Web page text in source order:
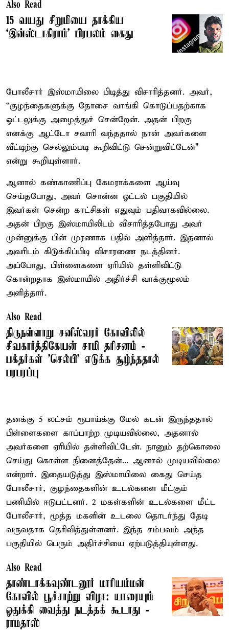
Also Read
15 வயது சிறுமியை தாக்கிய
‘இன்ஸ்டாகிராம்’ பிரபலம் கைது
போலீசார் இஸ்மாயிலை பிடித்து விசாரித்தனர். அவர்,
“குழந்தைகளுக்கு தோசை வாங்கி கொடுப்பதற்காக
ஓட்டலுக்கு அழைத்துச் சென்றேன். அதன் பிறகு
எனக்கு ஆட்டோ சவாரி வந்ததால் நான் அவர்களை
வீட்டிற்கு செல்லும்படி கூறிவிட்டு சென்றுவிட்டேன்"
என்று கூறியுள்ளார்.
ஆனால் கண்காணிப்பு கேமராக்களை ஆய்வு
செய்தபோது, அவர் சொன்ன ஓட்டல் பகுதியில்
இவர்கள் சென்ற காட்சிகள் எதுவும் பதிவாகவில்லை.
அதன் பிறகு இஸ்மாயிலிடம் விசாரித்தபோது அவர்
முன்னுக்கு பின் முரணாக பதில் அளித்தார். இதனால்
அவரிடம் கிடுக்கிப்பிடி விசாரணை நடத்தினர்.
அப்போது, பிள்ளைகளை ஏரியில் தள்ளிவிட்டு
கொன்றதாக இஸ்மாயில் அதிர்ச்சி வாக்குமூலம்
அளித்தார்.
Also Read
திருநள்ளாறு சனீஸ்வரர் கோவிலில்
சிவகார்த்திகேயன் சாமி தரிசனம் -
பக்தர்கள் 'செல்பி' எடுக்க சூழ்ந்ததால்
பரபரப்பு
தனக்கு 5 லட்சம் ரூபாய்க்கு மேல் கடன் இருந்ததால்
பிள்ளைகளை காப்பாற்ற முடியவில்லை, அதனால்
அவர்களை ஏரியில் தள்ளிவிட்டேன். நானும் தற்கொலை
செய்து கொள்ள நினைத்தேன்... ஆனால் முடியவில்லை
என்றார். இதையடுத்து இஸ்மாயிலை கைது செய்த
போலீசார், குழந்தைகளின் உடல்களை மீட்கும்
பணியில் ஈடுபட்டனர். 2 மகள்களின் உடல்களை மீட்ட
போலீசார், மூத்த மகளின் உடலை தொடர்ந்து தேடி
வருவதாக தெரிவித்துள்ளனர். இந்த சம்பவம் அந்த
பகுதியில் பெரும் அதிர்ச்சியை ஏற்படுத்தியுள்ளது.
Also Read
தாண்டாக்கவுண்டனூர் மாரியம்மன்
கோவில் பூச்சாற்று விழா: யாரையும்
ஒதுக்கி வைத்து நடத்தக் கூடாது -
ராமதாஸ்